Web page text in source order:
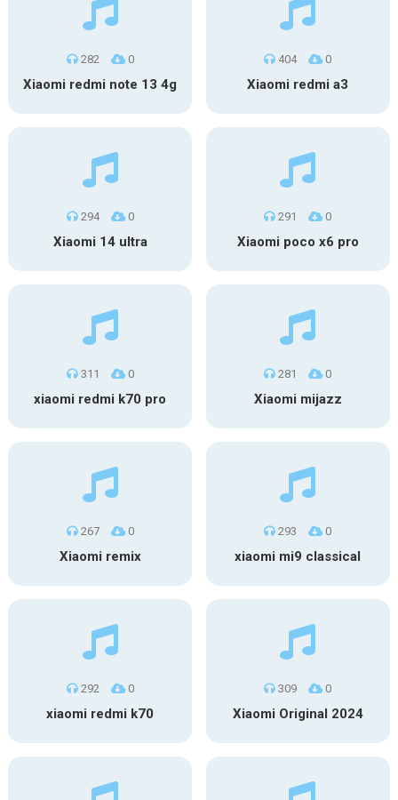
282 0
Xiaomi redmi note 13 4g
404 0
Xiaomi redmi a3
294 0
Xiaomi 14 ultra
291 0
Xiaomi poco x6 pro
311 0
xiaomi redmi k70 pro
281 0
Xiaomi mijazz
267 0
Xiaomi remix
293 0
xiaomi mi9 classical
292 0
xiaomi redmi k70
309 0
Xiaomi Original 2024